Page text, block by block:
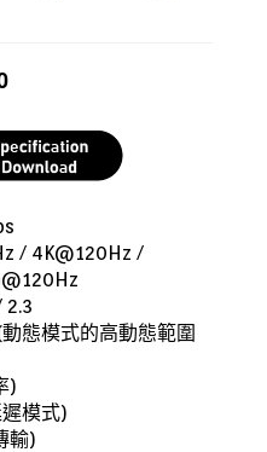
/ 4K@120Hz /
2.3
態模式的高動態範圍
)
模式)
輸)